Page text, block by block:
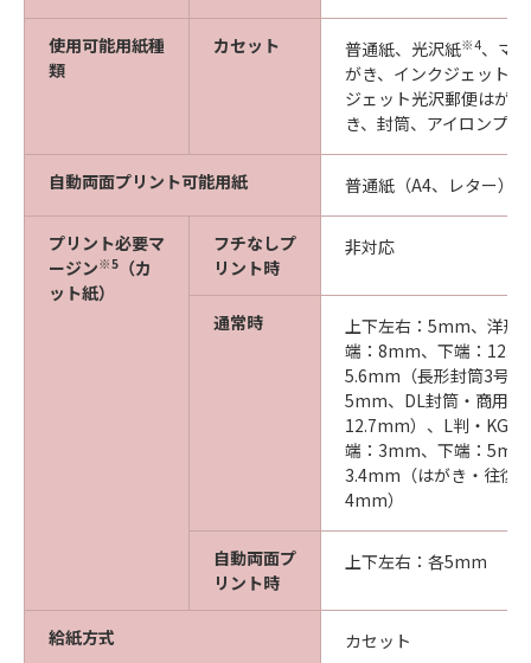
使用可能用紙種
類
カセット 普通紙、光沢紙※4、マ
がき、インクジェット
ジェット光沢郵便はが
き、封筒、アイロンプ
自動両面プリント可能用紙 普通紙（A4、レター）
プリント必要マ
ージン※5 （カ
ット紙）
フチなしプ
リント時
非対応
通常時
上下左右：5mm、洋形
端：8mm、下端：
5.6mm（長形封筒3号／
5mm、DL封筒・商用
12.7mm）、L判・KG・
端：3mm、下端：
3.4mm（はがき・往復
4mm）
自動両面プ
リント時
上下左右：各5mm
給紙方式 カセット